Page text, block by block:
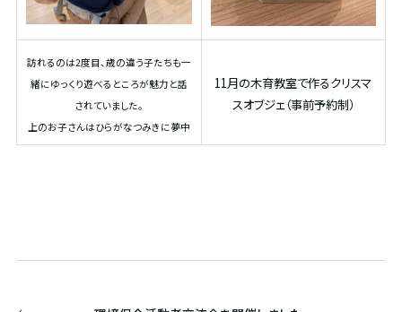
訪れるのは2度目、歳の違う子たちも一
緒にゆっくり遊べるところが魅力と話
されていました。
上のお子さんはひらがなつみきに夢中
11月の木育教室で作るクリスマ
スオブジェ（事前予約制）